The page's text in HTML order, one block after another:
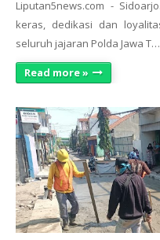
Liputan5news.com -
keras, dedikasi dan
seluruh jajaran Polda Jawa T…
Read more »